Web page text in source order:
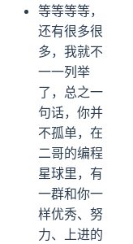
等等等等，
还有很多很
多，我就不
一一列举
了，总之一
句话，你并
不孤单，在
二哥的编程
星球里，有
一群和你一
样优秀、努
力、上进的